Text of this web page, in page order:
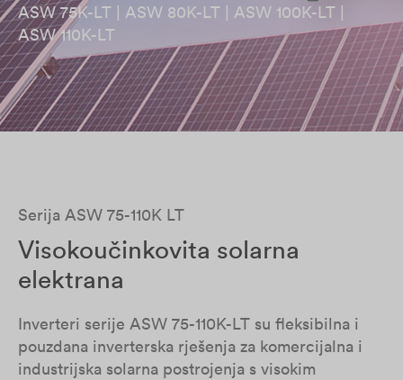
ASW 75K-LT | ASW 80K-LT | ASW 100K-LT |
ASW 110K-LT
Serija ASW 75-110K LT
Visokoučinkovita solarna
elektrana
Inverteri serije ASW 75-110K-LT su fleksibilna i
pouzdana inverterska rješenja za komercijalna i
industrijska solarna postrojenja s visokim